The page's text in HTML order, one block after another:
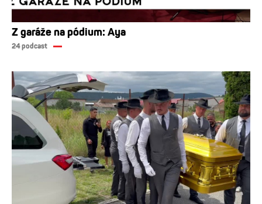
Z garáže na pódium: Aya
24 podcast